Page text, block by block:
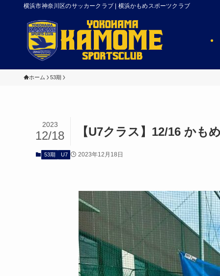
横浜市神奈川区のサッカークラブ | 横浜かもめスポーツクラブ
ホーム 53期
【U7クラス】12/16 かも
2023
12/18
53期 U7 2023年12月18日